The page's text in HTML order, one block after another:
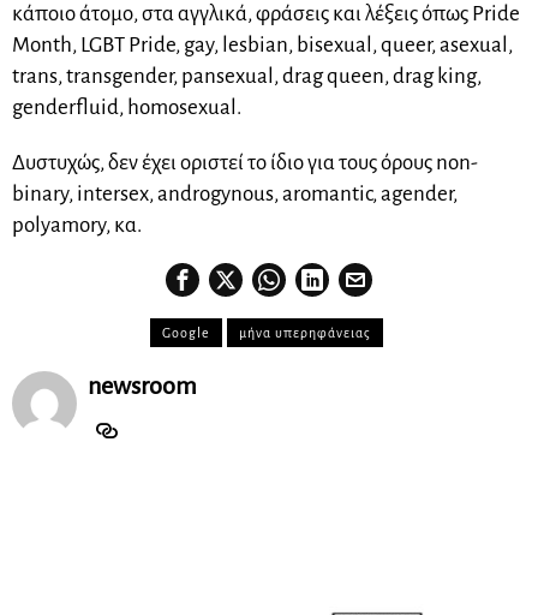
κάποιο άτομο, στα αγγλικά, φράσεις και λέξεις όπως Pride
Month, LGBT Pride, gay, lesbian, bisexual, queer, asexual,
trans, transgender, pansexual, drag queen, drag king,
genderfluid, homosexual.
Δυστυχώς, δεν έχει οριστεί το ίδιο για τους όρους non-
binary, intersex, androgynous, aromantic, agender,
polyamory, κα.
Google μήνα υπερηφάνειας
newsroom